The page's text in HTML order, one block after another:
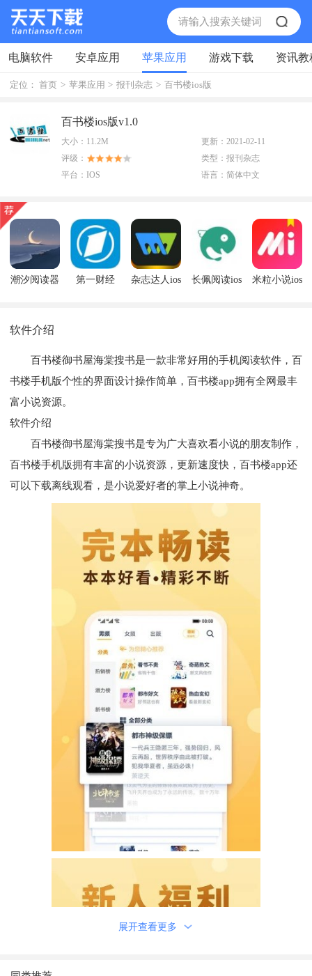
电脑软件 安卓应用 苹果应用 游戏下载 资讯教
定位： 首页 > 苹果应用 > 报刊杂志 > 百书楼ios版
百书楼ios版v1.0
大小： 11.2M 更新： 2021-02-11
评级：
类型： 报刊杂志
平台：
IOS 语言： 简体中文
潮汐阅读器
第一财经
杂志达人ios
长佩阅读ios
米粒小说ios
软件介绍
百书楼御书屋海棠搜书是一款非常好用的手机阅读软件，百
书楼手机版个性的界面设计操作简单，百书楼app拥有全网最丰
富小说资源。
软件介绍
百书楼御书屋海棠搜书是专为广大喜欢看小说的朋友制作，
百书楼手机版拥有丰富的小说资源，更新速度快，百书楼app还
可以下载离线观看，是小说爱好者的掌上小说神奇。
展开查看更多